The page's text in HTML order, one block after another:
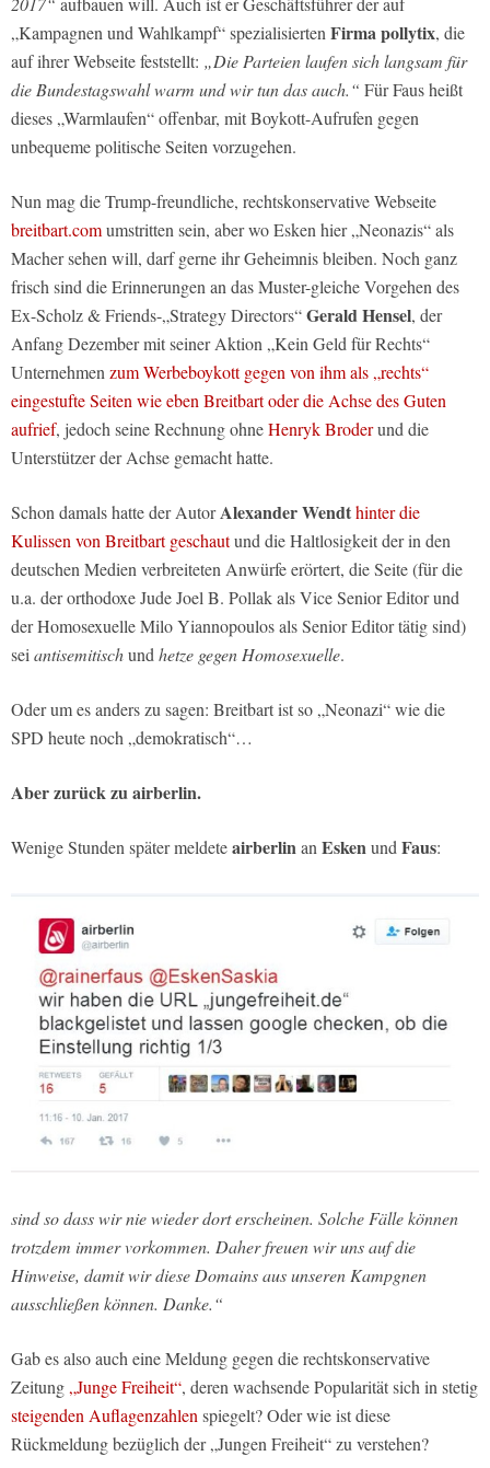
„Kampagnen und Wahlkampf“ spezialisierten Firmapollytix, die
auf ihrer Webseite feststellt: „Die Parteien laufen sich langsam für
die Bundestagswahl warm und wir tun das auch.“ Für Faus heißt
dieses „Warmlaufen“ offenbar, mit Boykott-Aufrufen gegen
unbequeme politische Seiten vorzugehen.
Nun mag die Trump-freundliche, rechtskonservative Webseite
breitbart.comumstritten sein, aber wo Esken hier „Neonazis“ als
Macher sehen will, darf gerne ihr Geheimnis bleiben. Noch ganz
frisch sind die Erinnerungen an das Muster-gleiche Vorgehen des
Ex-Scholz & Friends-„Strategy Directors“Gerald Hensel, der
Anfang Dezember mit seiner Aktion „Kein Geld für Rechts“
Unternehmen zum Werbeboykott gegen von ihm als „rechts“
eingestufte Seiten wie eben Breitbart oder die Achse des Guten
aufrief, jedoch seine Rechnung ohneHenryk Broderund die
Unterstützer der Achse gemacht hatte.
Schon damals hatte der AutorAlexander Wendthinter die
Kulissen von Breitbart geschautund die Haltlosigkeit der in den
deutschen Medien verbreiteten Anwürfe erörtert, die Seite (für die
u.a. der orthodoxe Jude Joel B. Pollak als Vice Senior Editor und
der Homosexuelle Milo Yiannopoulos als Senior Editor tätig sind)
sei antisemitischund hetze gegen Homosexuelle.
Oder um es anders zu sagen: Breitbart ist so „Neonazi“ wie die
SPD heute noch „demokratisch“…
Aber zurück zu airberlin.
Wenige Stunden später meldeteairberlinan Eskenund Faus:
sind so dass wir nie wieder dort erscheinen. Solche Fälle können
trotzdem immer vorkommen. Daher freuen wir uns auf die
Hinweise, damit wir diese Domains aus unseren Kampgnen
ausschließen können. Danke.“
Gab es also auch eine Meldung gegen die rechtskonservative
Zeitung „Junge Freiheit“, deren wachsende Popularität sich in stetig
steigenden Auflagenzahlen spiegelt? Oder wie ist diese
Rückmeldung bezüglich der „Jungen Freiheit“ zu verstehen?